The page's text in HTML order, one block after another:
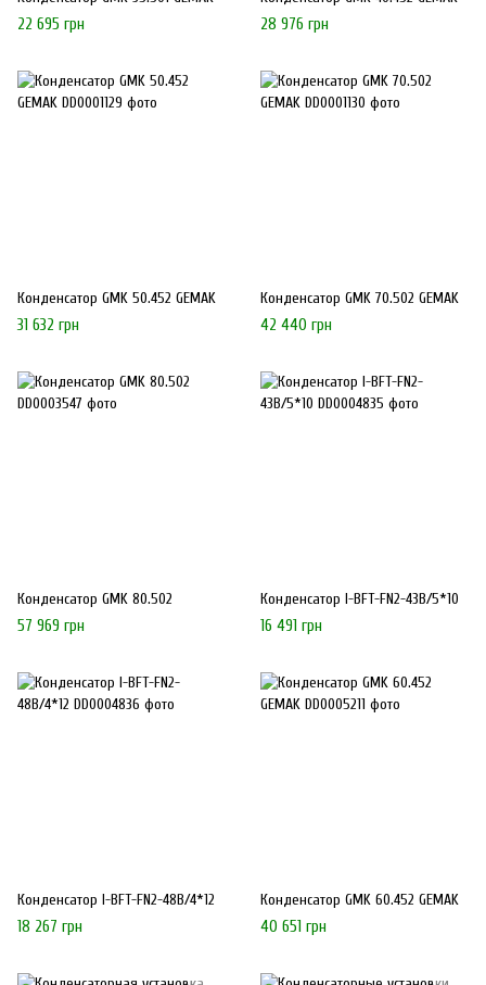
22 695 грн
28 976 грн
Конденсатор GMK 50.452 GEMAK
31 632 грн
Конденсатор GMK 70.502 GEMAK
42 440 грн
Конденсатор GMK 80.502
57 969 грн
Конденсатор I-BFT-FN2-43B/5*10
16 491 грн
Конденсатор I-BFT-FN2-48B/4*12
18 267 грн
Конденсатор GMK 60.452 GEMAK
40 651 грн